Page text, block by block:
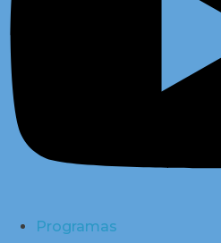
Programas